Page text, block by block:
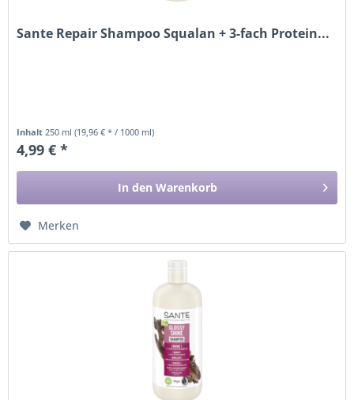
Sante Repair Shampoo Squalan + 3-fach Protein...
Inhalt 250 ml(19,96 € * / 1000 ml)
4,99 € *
In den Warenkorb
Merken